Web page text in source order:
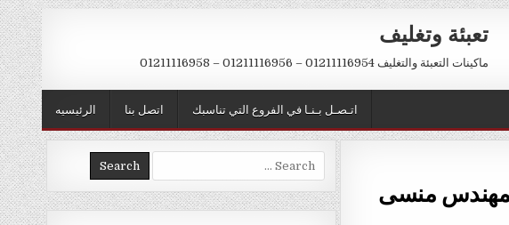
تعبئة وتغليف
ماكينات التعبئة والتغليف 01211116954 – 01211116956 – 01211116958
الرئيسيه اتصل بنا اتـصـل بـنـا في الفروع التي تناسبك
Search
for: